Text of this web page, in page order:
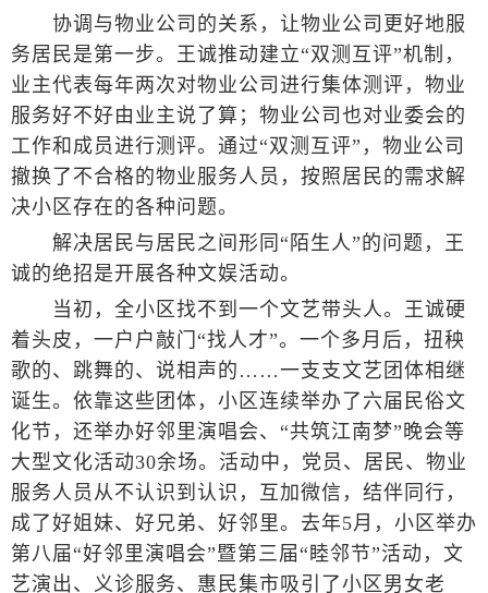
协调与物业公司的关系，让物业公司更好地服
务居民是第一步。王诚推动建立“双测互评”机制，
业主代表每年两次对物业公司进行集体测评，物业
服务好不好由业主说了算；物业公司也对业委会的
工作和成员进行测评。通过“双测互评”，物业公司
撤换了不合格的物业服务人员，按照居民的需求解
决小区存在的各种问题。
解决居民与居民之间形同“陌生人”的问题，王
诚的绝招是开展各种文娱活动。
当初，全小区找不到一个文艺带头人。王诚硬
着头皮，一户户敲门“找人才”。一个多月后，扭秧
歌的、跳舞的、说相声的……一支支文艺团体相继
诞生。依靠这些团体，小区连续举办了六届民俗文
化节，还举办好邻里演唱会、“共筑江南梦”晚会等
大型文化活动30余场。活动中，党员、居民、物业
服务人员从不认识到认识，互加微信，结伴同行，
成了好姐妹、好兄弟、好邻里。去年5月，小区举办
第八届“好邻里演唱会”暨第三届“睦邻节”活动，文
艺演出、义诊服务、惠民集市吸引了小区男女老